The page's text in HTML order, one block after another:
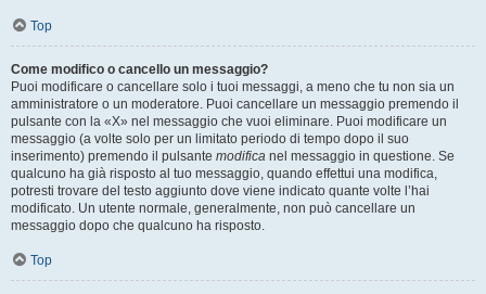
Top
Come modifico o cancello un messaggio?
Puoi modificare o cancellare solo i tuoi messaggi, a meno che tu non sia un
amministratore o un moderatore. Puoi cancellare un messaggio premendo il
pulsante con la «X» nel messaggio che vuoi eliminare. Puoi modificare un
messaggio (a volte solo per un limitato periodo di tempo dopo il suo
inserimento) premendo il pulsante modifica nel messaggio in questione. Se
qualcuno ha già risposto al tuo messaggio, quando effettui una modifica,
potresti trovare del testo aggiunto dove viene indicato quante volte l’hai
modificato. Un utente normale, generalmente, non può cancellare un
messaggio dopo che qualcuno ha risposto.
Top